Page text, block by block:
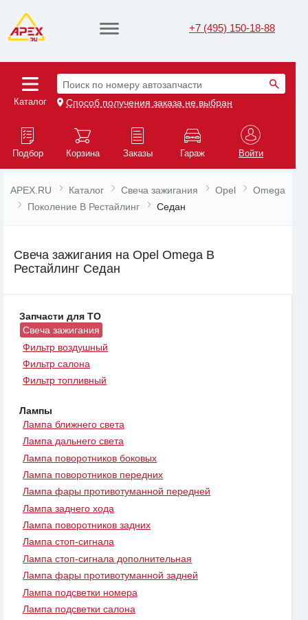
+7 (495) 150-18-88
Каталог
Поиск по номеру автозапчасти
Способ получения заказа не выбран
Подбор Корзина Заказы Гараж Войти
APEX.RU Каталог Свеча зажигания Opel
Omega
Поколение B Рестайлинг
Седан
Свеча зажигания на Opel Omega B
Рестайлинг Седан
Запчасти для ТО
Свеча зажигания
Фильтр воздушный
Фильтр салона
Фильтр топливный
Лампы
Лампа ближнего света
Лампа дальнего света
Лампа поворотников боковых
Лампа поворотников передних
Лампа фары противотуманной передней
Лампа заднего хода
Лампа поворотников задних
Лампа стоп-сигнала
Лампа стоп-сигнала дополнительная
Лампа фары противотуманной задней
Лампа подсветки номера
Лампа подсветки салона